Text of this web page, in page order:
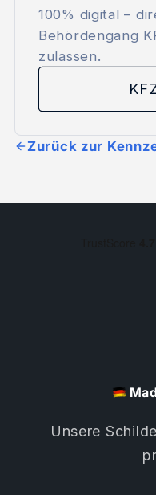
100% digital –
Behördengang
zulassen.
Zurück zur
Unsere